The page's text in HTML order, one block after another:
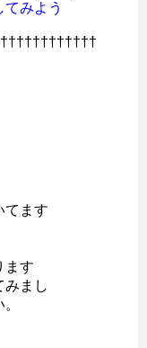
みよう
てます
ます
みまし